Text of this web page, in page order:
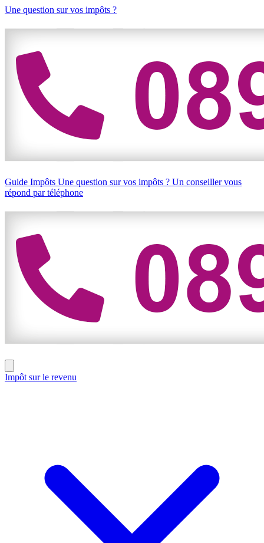
Une question sur vos impôts ?
Guide Impôts Une question sur vos impôts ? Un conseiller vous
répond par téléphone
Impôt sur le revenu